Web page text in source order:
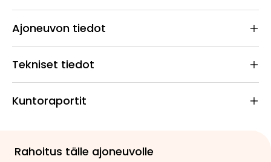
Ajoneuvon tiedot
Tekniset tiedot
Kuntoraportit
Rahoitus tälle ajoneuvolle